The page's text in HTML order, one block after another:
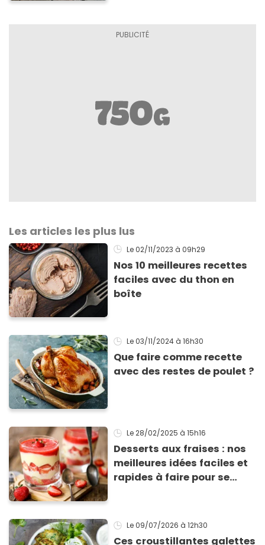
Les articles les plus lus
Le 02/11/2023 à 09h29
Nos 10 meilleures recettes
faciles avec du thon en
boîte
Le 03/11/2024 à 16h30
Que faire comme recette
avec des restes de poulet ?
Le 28/02/2025 à 15h16
Desserts aux fraises : nos
meilleures idées faciles et
rapides à faire pour se
Le 09/07/2026 à 12h30
Ces croustillantes galettes